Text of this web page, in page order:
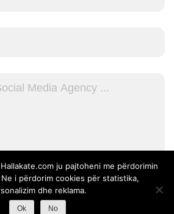
ju pajtoheni me përdorimin
i përdorim cookies për statistika,
dhe reklama.
Ok No